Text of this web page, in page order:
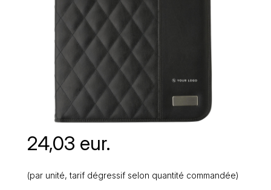
24,03 eur.
(par unité, tarif dégressif selon quantité commandée)